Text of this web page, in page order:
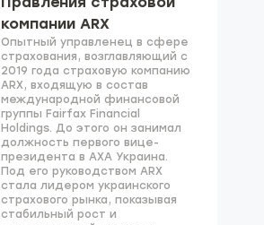
компании ARX
Опытный управленец в сфере
страхования, возглавляющий с
2019 года страховую компанию
ARX, входящую в состав
международной финансовой
группы Fairfax Financial
Holdings. До этого он занимал
должность первого вице-
президента в AXA Украина.
Под его руководством ARX
стала лидером украинского
страхового рынка, показывая
стабильный рост и